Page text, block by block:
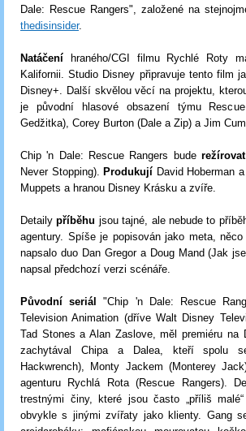
Dale: Rescue Rangers", založené na
thedisinsider.
Natáčení hraného/CGI filmu Rychlé Roty
Kalifornii. Studio Disney připravuje tento film
Disney+. Další skvělou věcí na projektu,
je původní hlasové obsazení týmu
Gedžitka), Corey Burton (Dale a Zip) a Jim
Chip 'n Dale: Rescue Rangers buderežírovat
Never Stopping).Produkují David Hoberman
Muppets a hranou Disney Krásku a zvíře.
Detailypříběhu jsou tajné, ale nebude to
agentury. Spíše je popisován jako meta,
napsalo duo Dan Gregor a Doug Mand (Jak
napsal předchozí verzi scénáře.
Původní seriál "Chip 'n Dale: Rescue
Television Animation (dříve Walt Disney
Tad Stones a Alan Zaslove, měl premiéru na
zachytával Chipa a Dalea, kteří spolu
Hackwrench), Monty Jackem (Monterey
agenturu Rychlá Rota (Rescue Rangers).
trestnými činy, které jsou často „příliš
obvykle s jinými zvířaty jako klienty. Gang